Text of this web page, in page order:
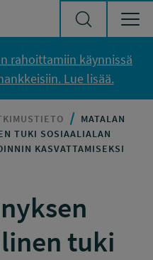
rahoittamiin käynnissä
Lue lisää.
MATALAN
TUKI SOSIAALIALAN
KASVATTAMISEKSI
tuki